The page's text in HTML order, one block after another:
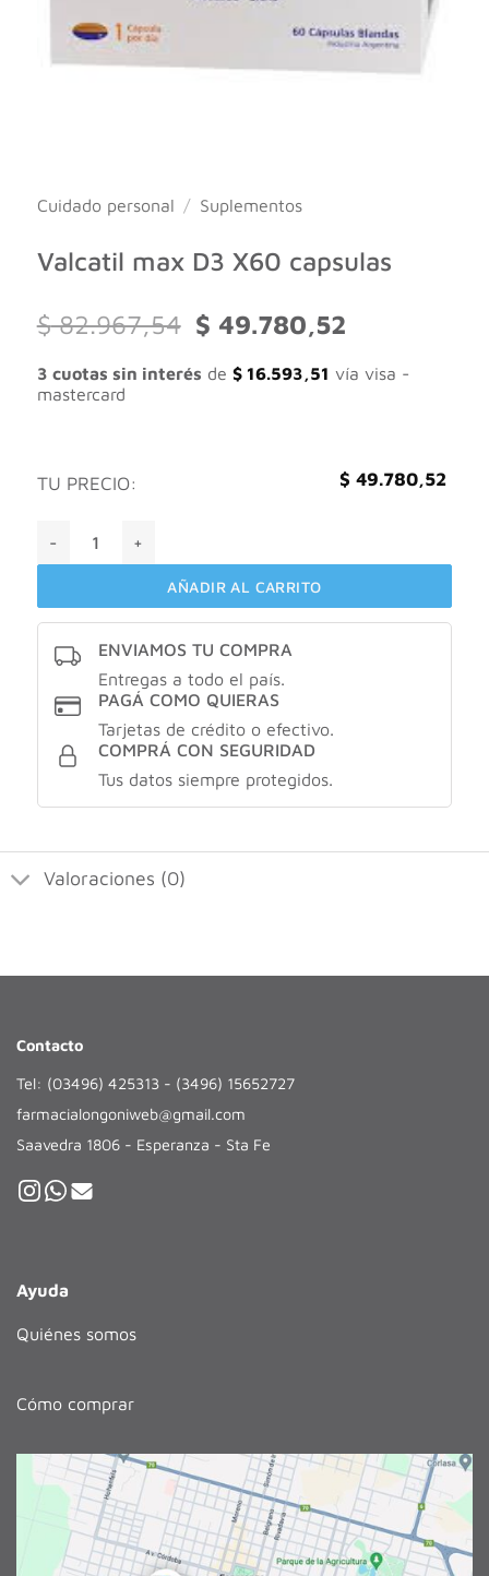
Cuidado personal / Suplementos
Valcatil max D3 X60 capsulas
$82.967,54
El
precio
original
era:
$ 49.780,52
es:
3 cuotas sin interés de $16.593,51 vía visa -
mastercard
TU PRECIO: $ 49.780,52
AÑADIR AL CARRITO
ENVIAMOS TU COMPRA
Entregas a todo el país.
PAGÁ COMO QUIERAS
Tarjetas de crédito o efectivo.
COMPRÁ CON SEGURIDAD
Tus datos siempre protegidos.
Valoraciones (0)
Contacto
Tel: (03496) 425313 - (3496) 15652727
farmacialongoniweb@gmail.com
Saavedra 1806 - Esperanza - Sta Fe
Ayuda
Quiénes somos
Cómo comprar